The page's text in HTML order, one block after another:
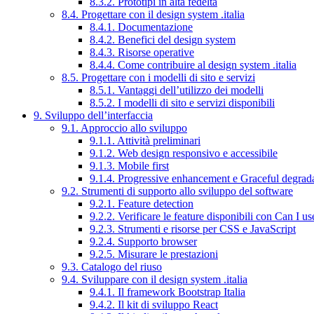
8.4. Progettare con il design system .italia
8.4.1. Documentazione
8.4.2. Benefici del design system
8.4.3. Risorse operative
8.4.4. Come contribuire al design system .italia
8.5. Progettare con i modelli di sito e servizi
8.5.1. Vantaggi dell’utilizzo dei modelli
8.5.2. I modelli di sito e servizi disponibili
9. Sviluppo dell’interfaccia
9.1. Approccio allo sviluppo
9.1.1. Attività preliminari
9.1.2. Web design responsivo e accessibile
9.1.3. Mobile first
9.1.4. Progressive enhancement e Graceful
9.2. Strumenti di supporto allo sviluppo del software
9.2.1. Feature detection
9.2.2. Verificare le feature disponibili con Can I
9.2.3. Strumenti e risorse per CSS e JavaScript
9.2.4. Supporto browser
9.2.5. Misurare le prestazioni
9.3. Catalogo del riuso
9.4. Sviluppare con il design system .italia
9.4.1. Il framework Bootstrap Italia
9.4.2. Il kit di sviluppo React